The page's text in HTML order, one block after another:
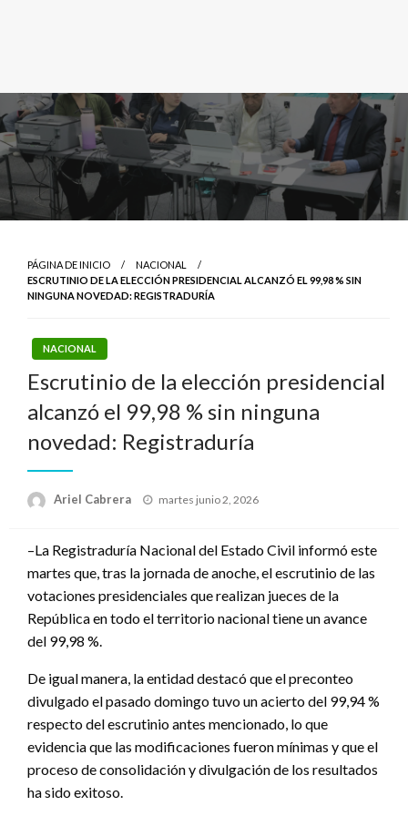
PÁGINA DE INICIO
NACIONAL
ESCRUTINIO DE LA ELECCIÓN PRESIDENCIAL ALCANZÓ EL 99,98 % SIN
NINGUNA NOVEDAD: REGISTRADURÍA
NACIONAL
Escrutinio de la elección presidencial
alcanzó el 99,98 % sin ninguna
novedad: Registraduría
Ariel Cabrera
Publicado
martes junio 2, 2026
–La Registraduría Nacional del Estado Civil informó este
martes que, tras la jornada de anoche, el escrutinio de las
votaciones presidenciales que realizan jueces de la
República en todo el territorio nacional tiene un avance
del 99,98 %.
De igual manera, la entidad destacó que el preconteo
divulgado el pasado domingo tuvo un acierto del 99,94 %
respecto del escrutinio antes mencionado, lo que
evidencia que las modificaciones fueron mínimas y que el
proceso de consolidación y divulgación de los resultados
ha sido exitoso.